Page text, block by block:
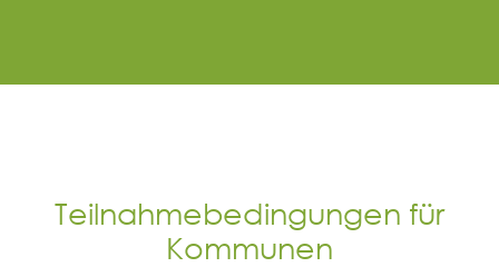
Teilnahmebedingungen für
Kommunen